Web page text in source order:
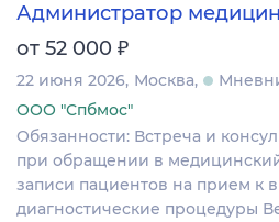
Администратор
от 52 000 ₽
22 июня 2026 Москва
ООО "Спбмос"
Обязанности: Встреча и
при обращении в
записи пациентов на прием к
диагностические процедуры